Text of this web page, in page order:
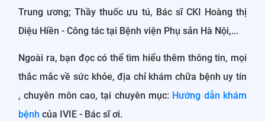
Trung ương; Thầy thuốc ưu tú, Bác sĩ CKI Hoàng thị
Diệu Hiền - Công tác tại Bệnh viện Phụ sản Hà Nội,...
Ngoài ra, bạn đọc có thể tìm hiểu thêm thông tin, mọi
thắc mắc về sức khỏe, địa chỉ khám chữa bệnh uy tín
, chuyên môn cao, tại chuyên mục: Hướng dẫn khám
bệnh của IVIE - Bác sĩ ơi.